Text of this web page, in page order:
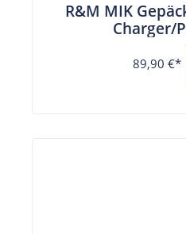
R&M MIK
Charger/
89,90 €*